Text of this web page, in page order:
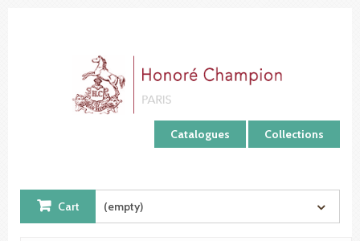
Catalogues Collections
Cart (empty)